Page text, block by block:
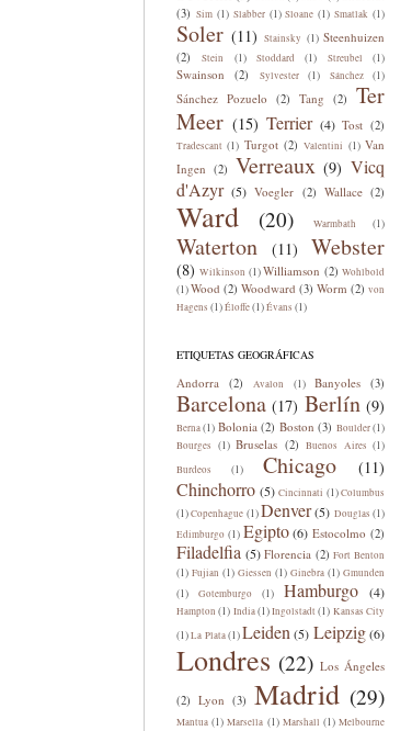
(3) Sim (1) Slabber (1) Sloane (1) Smatlak (1)
Soler (11) Stainsky (1) Steenhuizen
(2) Stein (1) Stoddard (1) Streubel (1)
Swainson (2) Sylvester (1) Sánchez (1)
Sánchez Pozuelo (2) Tang (2)
Ter
Meer (15) Terrier (4) Tost (2)
Tradescant (1) Turgot (2) Valentini (1) Van
Ingen (2) Verreaux (9) Vicq
d'Azyr (5) Voegler (2) Wallace (2)
Ward (20) Warmbath (1)
Waterton (11) Webster
(8) Wilkinson (1)Williamson (2) Wohlbold
(1)Wood (2) Woodward (3) Worm (2) von
Hagens (1)Éloffe(1)Évans (1)
ETIQUETAS GEOGRÁFICAS
Andorra (2) Avalon (1) Banyoles (3)
Barcelona (17) Berlín (9)
Berna (1) Bolonia (2) Boston (3) Boulder (1)
Bourges (1) Bruselas (2) Buenos Aires (1)
Burdeos (1) Chicago (11)
Chinchorro (5) Cincinnati (1) Columbus
(1)Copenhague (1)Denver (5) Douglas (1)
Edimburgo (1) Egipto (6) Estocolmo (2)
Filadelfia (5) Florencia (2) Fort Benton
(1) Fujian (1) Giessen (1) Ginebra (1) Gmunden
(1) Gotemburgo (1) Hamburgo (4)
Hampton (1) India (1)Ingolstadt (1) Kansas City
(1)La Plata (1)Leiden (5) Leipzig (6)
Londres (22) Los Ángeles
(2) Lyon (3) Madrid (29)
Mantua (1) Marsella (1) Marshall (1) Melbourne